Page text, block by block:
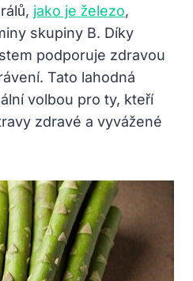
jako je železo,
skupiny B. Díky
podporuje zdravou
Tato lahodná
volbou pro ty, kteří
zdravé a vyvážené